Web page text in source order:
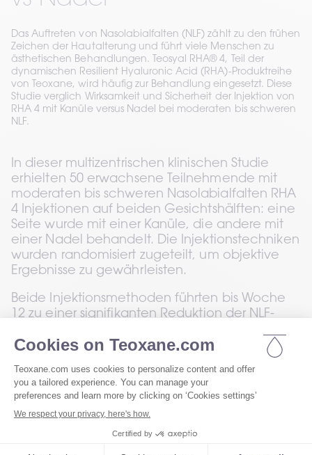
Das Auftreten von Nasolabialfalten (NLF) zählt zu den frühen
Zeichen der Hautalterung und führt viele Menschen zu
ästhetischen Behandlungen. Teosyal RHA® 4, Teil der
dynamischen Resilient Hyaluronic Acid (RHA)-Produktreihe
von Teoxane, wird häufig zur Behandlung eingesetzt. Diese
Studie verglich Wirksamkeit und Sicherheit der Injektion von
RHA 4 mit Kanüle versus Nadel bei moderaten bis schweren
NLF.
In dieser multizentrischen klinischen Studie
erhielten 50 erwachsene Teilnehmende mit
moderaten bis schweren Nasolabialfalten RHA
4 Injektionen auf beiden Gesichtshälften: eine
Seite wurde mit einer Kanüle, die andere mit
einer Nadel behandelt. Die Injektionstechniken
wurden randomisiert zugeteilt, um objektive
Ergebnisse zu gewährleisten.
Beide Injektionsmethoden führten bis Woche
12 zu einer signifikanten Reduktion der NLF-
war nahezu identisch: -1,61 auf der
Kanülenseite und -1,65 auf der Nadelseite.
Damit wurde gezeigt, dass die Kanüle der
Nadel in Bezug auf die Wirksamkeit nicht
Über 90 % der Teilnehmenden zeigten sich mit